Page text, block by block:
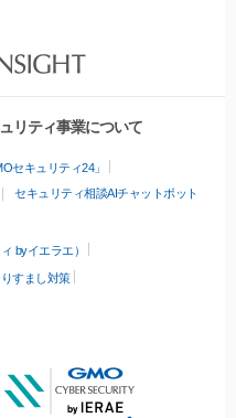
リティ事業について
セキュリティ24」
セキュリティ相談AIチャットボット
byイエラエ）
すまし対策